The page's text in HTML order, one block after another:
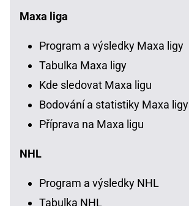
Maxa liga
Program a výsledky Maxa ligy
Tabulka Maxa ligy
Kde sledovat Maxa ligu
Bodování a statistiky Maxa ligy
Příprava na Maxa ligu
NHL
Program a výsledky NHL
Tabulka NHL